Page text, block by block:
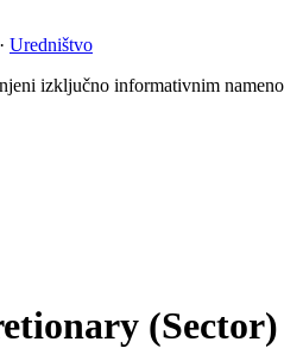
· Uredništvo
izključno informativnim
(Sector)